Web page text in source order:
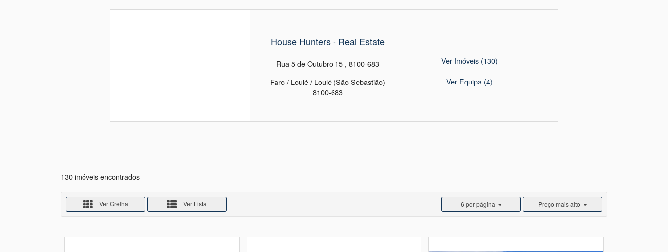
House Hunters - Real Estate
Rua 5 de Outubro 15 , 8100-683
Faro / Loulé / Loulé (São Sebastião)
8100-683
Ver Imóveis(130)
Ver Equipa(4)
130 imóveis encontrados
Ver Grelha Ver Lista 6 por página Preço mais alto